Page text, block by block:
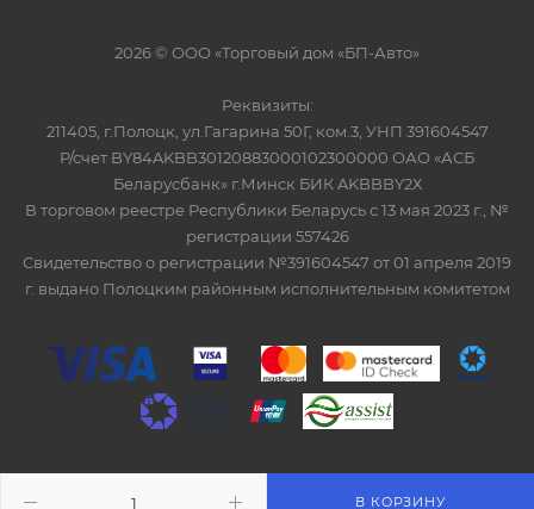
В КОРЗИНУ
2026 © ООО «Торговый дом «БП-Авто»
Реквизиты:
211405, г.Полоцк, ул.Гагарина 50Г, ком.3, УНП 391604547
Р/счет BY84AKBB30120883000102300000 ОАО «АСБ
Беларусбанк» г.Минск БИК AKBBBY2Х
В торговом реестре Республики Беларусь с 13 мая 2023 г., №
регистрации 557426
Свидетельство о регистрации №391604547 от 01 апреля 2019
г. выдано Полоцким районным исполнительным комитетом